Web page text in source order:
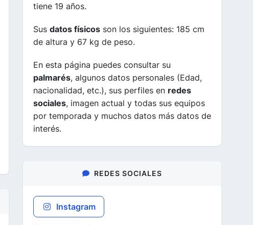
tiene 19 años.
Sus datos físicos son los siguientes: 185 cm
de altura y 67 kg de peso.
En esta página puedes consultar su
palmarés, algunos datos personales (Edad,
nacionalidad, etc.), sus perfiles en redes
sociales, imagen actual y todas sus equipos
por temporada y muchos datos más datos de
interés.
REDES SOCIALES
Instagram